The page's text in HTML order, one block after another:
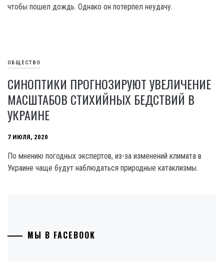
чтобы пошел дождь. Однако он потерпел неудачу.
ОБЩЕСТВО
СИНОПТИКИ ПРОГНОЗИРУЮТ УВЕЛИЧЕНИЕ
МАСШТАБОВ СТИХИЙНЫХ БЕДСТВИЙ В
УКРАИНЕ
7 ИЮЛЯ, 2020
По мнению погодных экспертов, из-за изменений климата в
Украине чаще будут наблюдаться природные катаклизмы.
МЫ В FACEBOOK